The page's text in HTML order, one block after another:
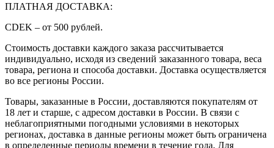
ПЛАТНАЯ ДОСТАВКА:
CDEK – от 500 рублей.
Стоимость доставки каждого заказа рассчитывается
индивидуально, исходя из сведений заказанного товара, веса
товара, региона и способа доставки. Доставка осуществляется
во все регионы России.
Товары, заказанные в России, доставляются покупателям от
18 лет и старше, с адресом доставки в России. В связи с
неблагоприятными погодными условиями в некоторых
регионах, доставка в данные регионы может быть ограничена
в определенные периоды времени в течение года. Для